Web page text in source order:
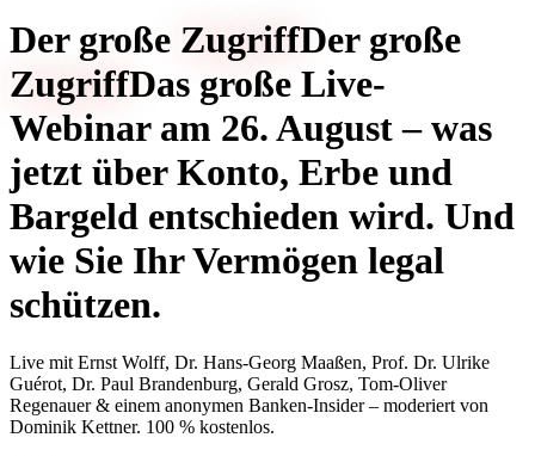
Der große ZugriffDer große
ZugriffDas große Live-
Webinar am 26. August – was
jetzt über Konto, Erbe und
Bargeld entschieden wird. Und
wie Sie Ihr Vermögen legal
schützen.
Live mitErnst Wolff, Dr. Hans-Georg Maaßen, Prof. Dr. Ulrike
Guérot, Dr. Paul Brandenburg, Gerald Grosz, Tom-Oliver
Regenauer & einem anonymen Banken-Insider– moderiert von
Dominik Kettner. 100 % kostenlos.